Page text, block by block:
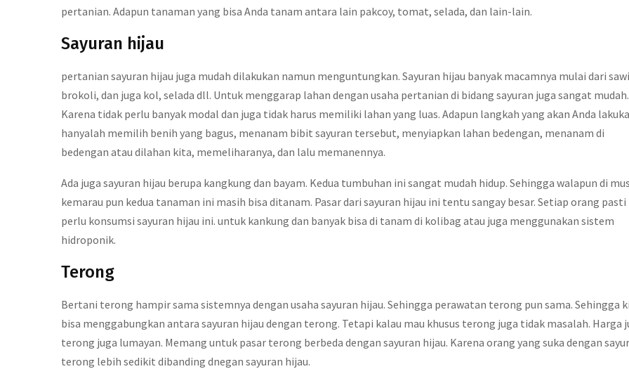
pertanian. Adapun tanaman yang bisa Anda tanam antara lain pakcoy, tomat, selada, dan lain-lain.
Sayuran hijau
pertanian sayuran hijau juga mudah dilakukan namun menguntungkan. Sayuran hijau banyak macamnya mulai dari
brokoli, dan juga kol, selada dll. Untuk menggarap lahan dengan usaha pertanian di bidang sayuran juga sangat mudah.
Karena tidak perlu banyak modal dan juga tidak harus memiliki lahan yang luas. Adapun langkah yang akan Anda
hanyalah memilih benih yang bagus, menanam bibit sayuran tersebut, menyiapkan lahan bedengan, menanam di
bedengan atau dilahan kita, memeliharanya, dan lalu memanennya.
Ada juga sayuran hijau berupa kangkung dan bayam. Kedua tumbuhan ini sangat mudah hidup. Sehingga walapun di
kemarau pun kedua tanaman ini masih bisa ditanam. Pasar dari sayuran hijau ini tentu sangay besar. Setiap orang pasti
perlu konsumsi sayuran hijau ini. untuk kankung dan banyak bisa di tanam di kolibag atau juga menggunakan sistem
hidroponik.
Terong
Bertani terong hampir sama sistemnya dengan usaha sayuran hijau. Sehingga perawatan terong pun sama. Sehingga
bisa menggabungkan antara sayuran hijau dengan terong. Tetapi kalau mau khusus terong juga tidak masalah. Harga
terong juga lumayan. Memang untuk pasar terong berbeda dengan sayuran hijau. Karena orang yang suka dengan sayur
terong lebih sedikit dibanding dnegan sayuran hijau.